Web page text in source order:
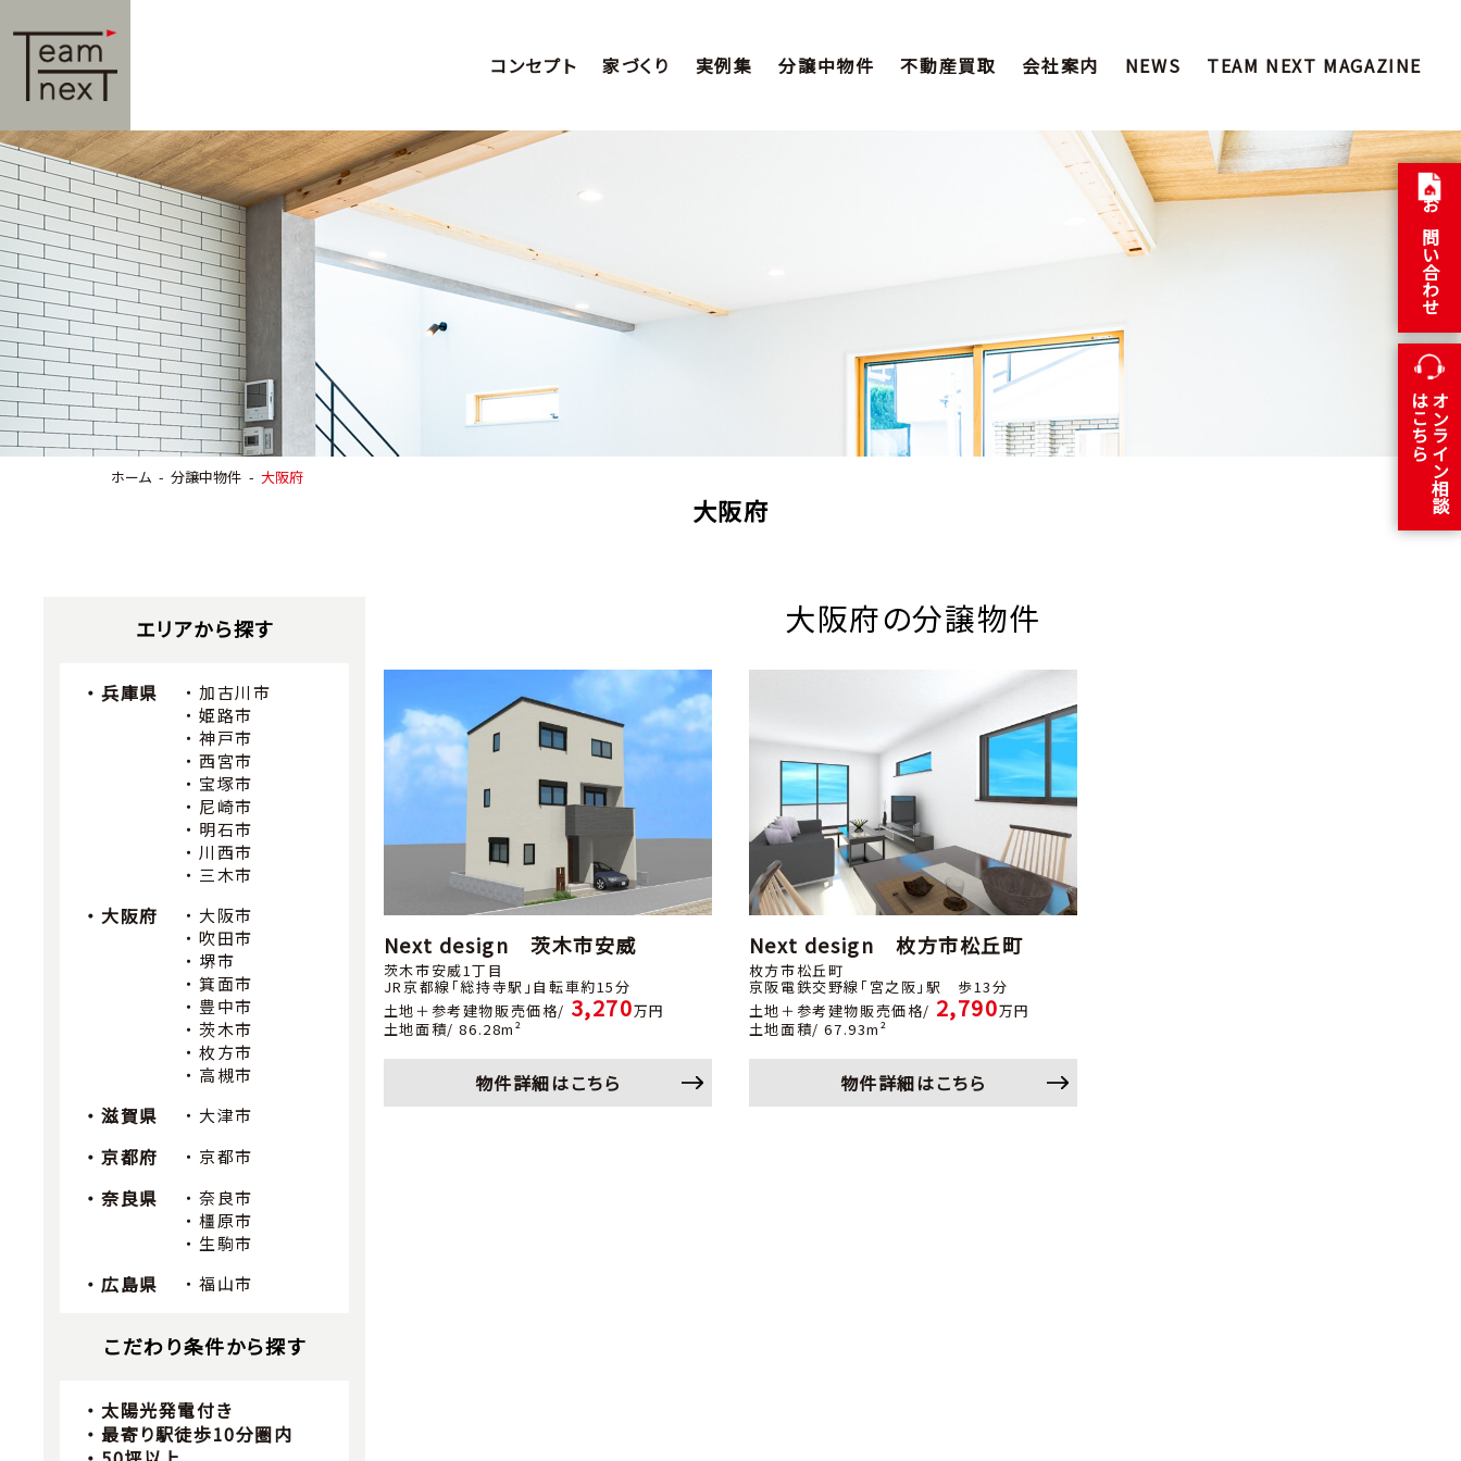
コンセプト 家づくり 実例集 分譲中物件 不動産買取 会社案内 NEWS TEAM NEXT MAGAZINE
ホーム 分譲中物件 大阪府
大阪府
大阪府の分譲物件
Next design 茨木市安威
茨木市安威1丁目
JR京都線「総持寺駅」自転車約15分
土地＋参考建物販売価格/ 3,270万円
土地面積/ 86.28m²
物件詳細はこちら
Next design 枚方市松丘町
枚方市松丘町
京阪電鉄交野線「宮之阪」駅 歩13分
土地＋参考建物販売価格/ 2,790万円
土地面積/ 67.93m²
物件詳細はこちら
エリアから探す
兵庫県
加古川市
姫路市
神戸市
西宮市
宝塚市
尼崎市
明石市
川西市
三木市
大阪府
大阪市
吹田市
堺市
箕面市
豊中市
茨木市
枚方市
高槻市
滋賀県 大津市
京都府 京都市
奈良県
奈良市
橿原市
生駒市
広島県 福山市
こだわり条件から探す
太陽光発電付き
最寄り駅徒歩10分圏内
お問い合わせ
オンライン相談
はこちら